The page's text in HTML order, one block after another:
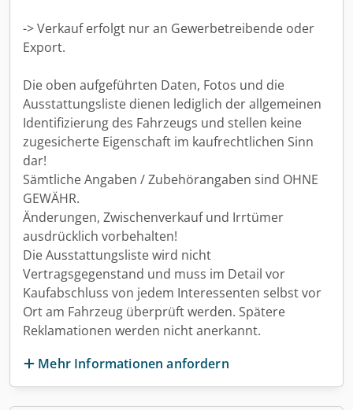
-> Verkauf erfolgt nur an Gewerbetreibende oder
Export.
Die oben aufgeführten Daten, Fotos und die
Ausstattungsliste dienen lediglich der allgemeinen
Identifizierung des Fahrzeugs und stellen keine
zugesicherte Eigenschaft im kaufrechtlichen Sinn
dar!
Sämtliche Angaben / Zubehörangaben sind OHNE
GEWÄHR.
Änderungen, Zwischenverkauf und Irrtümer
ausdrücklich vorbehalten!
Die Ausstattungsliste wird nicht
Vertragsgegenstand und muss im Detail vor
Kaufabschluss von jedem Interessenten selbst vor
Ort am Fahrzeug überprüft werden. Spätere
Reklamationen werden nicht anerkannt.
Mehr Informationen anfordern